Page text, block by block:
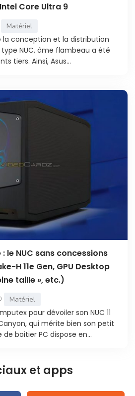
Core Ultra 9
Matériel
la conception et la distribution
NUC, âme flambeau a été
tiers. Ainsi, Asus...
: le NUC sans concessions
H 11e Gen, GPU Desktop
taille », etc.)
Matériel
pour dévoiler son NUC 11
qui mérite bien son petit
boitier PC dispose en...
et apps